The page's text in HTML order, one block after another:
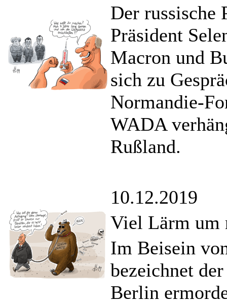
Der russische
Präsident
Macron und
sich zu
Normandie-
WADA
Rußland.
10.12.2019
Viel Lärm um
Im Beisein
bezeichnet
Berlin